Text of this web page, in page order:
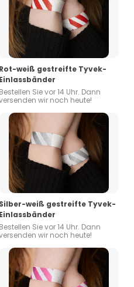
Rot-weiß gestreifte Tyvek-
Einlassbänder
Bestellen Sie vor 14 Uhr. Dann
wir noch heute!
Silber-weiß gestreifte Tyvek-
Einlassbänder
Bestellen Sie vor 14 Uhr. Dann
wir noch heute!